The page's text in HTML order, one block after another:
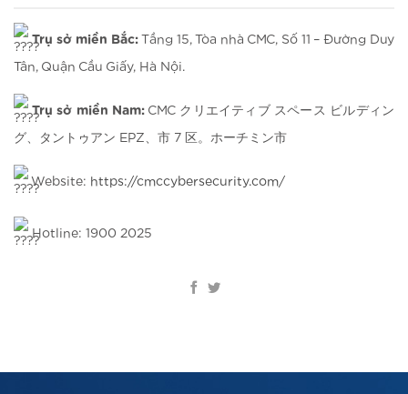
Trụ sở miền Bắc: Tầng 15, Tòa nhà CMC, Số 11 – Đường Duy
Tân, Quận Cầu Giấy, Hà Nội.
Trụ sở miền Nam:CMC クリエイティブ スペース ビルディン
グ、タントゥアン EPZ、市 7 区。ホーチミン市
Website: https://cmccybersecurity.com/
Hotline: 1900 2025